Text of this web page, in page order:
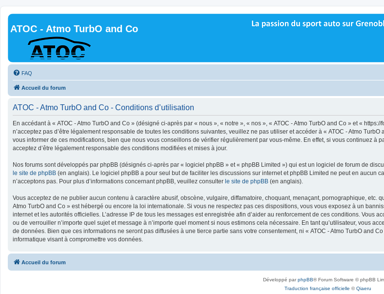
ATOC - Atmo TurbO and Co
FAQ
Accueil du forum
ATOC - Atmo TurbO and Co - Conditions d’utilisation
En accédant à « ATOC - Atmo TurbO and Co » (désigné ci-après par « nous », « notre », « nos », « ATOC - Atmo TurbO and Co » et «
n’acceptez pas d’être légalement responsable de toutes les conditions suivantes, veuillez ne pas utiliser et accéder à « ATOC - Atmo
vous informer de ces modifications, bien que nous vous conseillons de vérifier régulièrement par vous-même. En effet, si vous continuez à
acceptez d’être légalement responsable des conditions modifiées et mises à jour.
Nos forums sont développés par phpBB (désignés ci-après par « logiciel phpBB » et « phpBB Limited ») qui est un logiciel de forum de
le site de phpBB (en anglais). Le logiciel phpBB a pour seul but de faciliter les discussions sur internet et phpBB Limited ne peut en aucun
n’acceptons pas. Pour plus d’informations concernant phpBB, veuillez consulter le site de phpBB (en anglais).
Vous acceptez de ne publier aucun contenu à caractère abusif, obscène, vulgaire, diffamatoire, choquant, menaçant, pornographique,
Atmo TurbO and Co » est hébergé ou encore la loi internationale. Si vous ne respectez pas ces dispositions, vous vous exposez à un
internet et les autorités officielles. L’adresse IP de tous les messages est enregistrée afin d’aider au renforcement de ces conditions. Vous
ou de verrouiller n’importe quel sujet et message à n’importe quel moment si nous estimons cela nécessaire. En tant qu’utilisateur, vous
de données. Bien que ces informations ne seront pas diffusées à une tierce partie sans votre consentement, ni « ATOC - Atmo TurbO and
informatique visant à compromettre vos données.
Accueil du forum
Développé parphpBB® Forum Software © phpBB
Traduction française officielle ©Qiaeru